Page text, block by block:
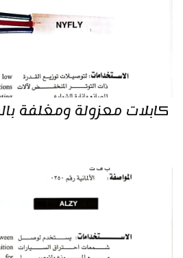
كابلات معزولة ومغلفة